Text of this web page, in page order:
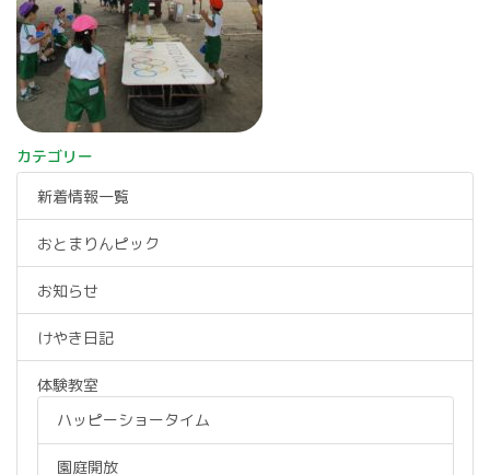
カテゴリー
新着情報一覧
おとまりんピック
お知らせ
けやき日記
体験教室
ハッピーショータイム
園庭開放